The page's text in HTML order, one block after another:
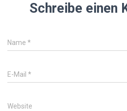
Schreibe einen
Name *
E-Mail *
Website